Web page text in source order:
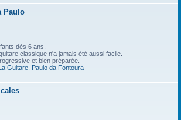
Paulo
dès 6 ans.
classique n'a jamais été aussi facile.
et bien préparée.
Guitare, Paulo da Fontoura